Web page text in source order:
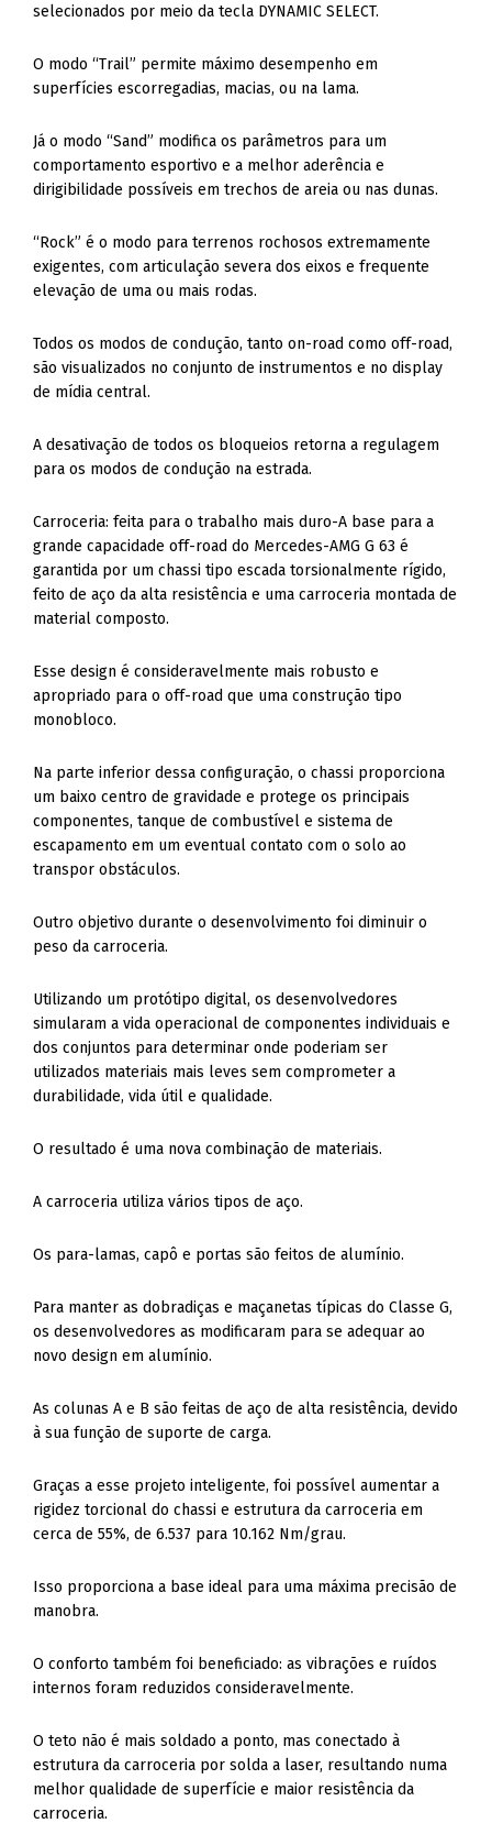
selecionados por meio da tecla DYNAMIC SELECT.
O modo “Trail” permite máximo desempenho em
superfícies escorregadias, macias, ou na lama.
Já o modo “Sand” modifica os parâmetros para um
comportamento esportivo e a melhor aderência e
dirigibilidade possíveis em trechos de areia ou nas dunas.
“Rock” é o modo para terrenos rochosos extremamente
exigentes, com articulação severa dos eixos e frequente
elevação de uma ou mais rodas.
Todos os modos de condução, tanto on-road como off-road,
são visualizados no conjunto de instrumentos e no display
de mídia central.
A desativação de todos os bloqueios retorna a regulagem
para os modos de condução na estrada.
Carroceria: feita para o trabalho mais duro-A base para a
grande capacidade off-road do Mercedes-AMG G 63 é
garantida por um chassi tipo escada torsionalmente rígido,
feito de aço da alta resistência e uma carroceria montada de
material composto.
Esse design é consideravelmente mais robusto e
apropriado para o off-road que uma construção tipo
monobloco.
Na parte inferior dessa configuração, o chassi proporciona
um baixo centro de gravidade e protege os principais
componentes, tanque de combustível e sistema de
escapamento em um eventual contato com o solo ao
transpor obstáculos.
Outro objetivo durante o desenvolvimento foi diminuir o
peso da carroceria.
Utilizando um protótipo digital, os desenvolvedores
simularam a vida operacional de componentes individuais e
dos conjuntos para determinar onde poderiam ser
utilizados materiais mais leves sem comprometer a
durabilidade, vida útil e qualidade.
O resultado é uma nova combinação de materiais.
A carroceria utiliza vários tipos de aço.
Os para-lamas, capô e portas são feitos de alumínio.
Para manter as dobradiças e maçanetas típicas do Classe G,
os desenvolvedores as modificaram para se adequar ao
novo design em alumínio.
As colunas A e B são feitas de aço de alta resistência, devido
à sua função de suporte de carga.
Graças a esse projeto inteligente, foi possível aumentar a
rigidez torcional do chassi e estrutura da carroceria em
cerca de 55%, de 6.537 para 10.162 Nm/grau.
Isso proporciona a base ideal para uma máxima precisão de
manobra.
O conforto também foi beneficiado: as vibrações e ruídos
internos foram reduzidos consideravelmente.
O teto não é mais soldado a ponto, mas conectado à
estrutura da carroceria por solda a laser, resultando numa
melhor qualidade de superfície e maior resistência da
carroceria.